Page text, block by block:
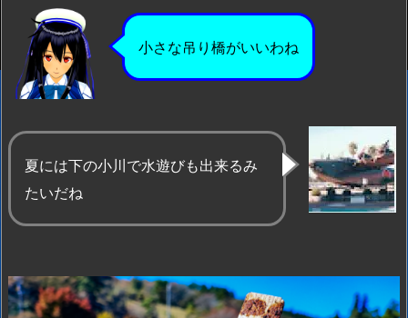
小さな吊り橋がいいわね
夏には下の小川で水遊びも出来るみ
たいだね